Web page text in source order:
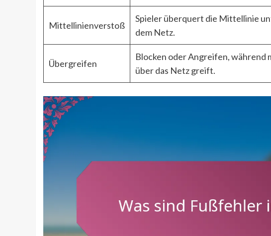
Mittellinienverstoß
Spieler überquert die Mittellinie
dem Netz.
Übergreifen
Blocken oder Angreifen, während
über das Netz greift.